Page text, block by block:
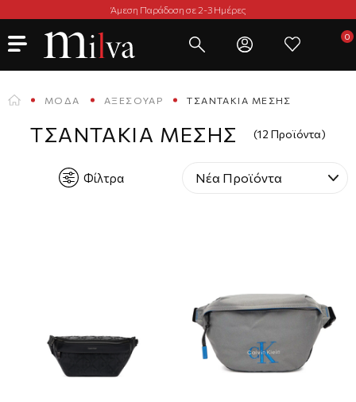
Άμεση Παράδοση σε 2-3 Ημέρες
ΜΌΔΑ ΑΞΕΣΟΥΆΡ ΤΣΑΝΤΆΚΙΑ ΜΈΣΗΣ
ΤΣΑΝΤΆΚΙΑ ΜΈΣΗΣ (12 Προϊόντα)
Φίλτρα